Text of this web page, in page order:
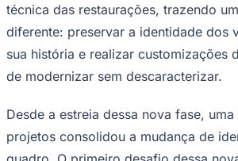
técnica das restaurações, trazendo
diferente: preservar a identidade dos
sua história e realizar customizações
de modernizar sem descaracterizar.
Desde a estreia dessa nova fase,
projetos consolidou a mudança de